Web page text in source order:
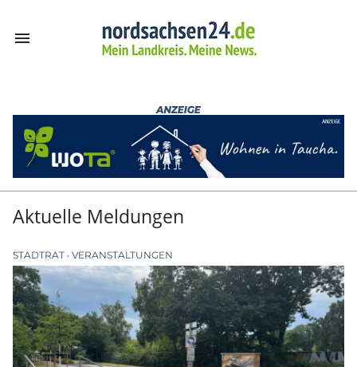
menu
Aktuelle Meldungen
STADTRAT VERANSTALTUNGEN